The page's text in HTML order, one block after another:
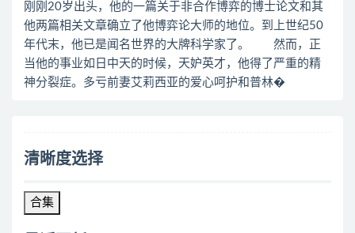
刚刚20岁出头，他的一篇关于非合作博弈的博士论文和其
他两篇相关文章确立了他博弈论大师的地位。到上世纪50
年代末，他已是闻名世界的大牌科学家了。 然而，正
当他的事业如日中天的时候，天妒英才，他得了严重的精
神分裂症。多亏前妻艾莉西亚的爱心呵护和普林�
清晰度选择
合集